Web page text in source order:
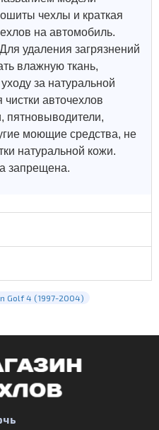
чехлы и краткая
на автомобиль.
Для удаления загрязнений
влажную ткань,
за натуральной
авточехлов
пятновыводители,
моющие средства, не
натуральной кожи.
запрещена.
Golf 4 (1997-2004)